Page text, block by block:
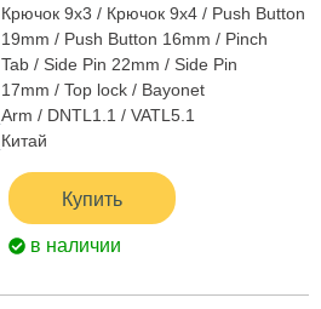
Крючок 9x3 / Крючок 9x4 / Push Button
19mm / Push Button 16mm / Pinch
Tab / Side Pin 22mm / Side Pin
17mm / Top lock / Bayonet
Arm / DNTL1.1 / VATL5.1
Китай
Купить
в наличии